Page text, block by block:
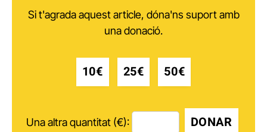
Si t'agrada aquest article, dóna'ns suport amb
una donació.
10€ 25€ 50€
Una altra quantitat (€): DONAR